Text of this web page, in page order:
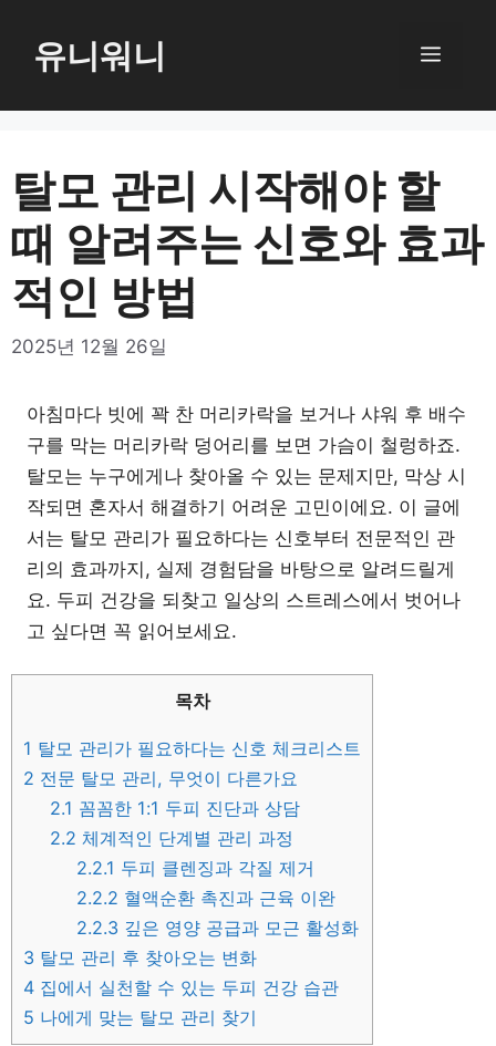
로
너
뛰
기
유니워니 메
탈모 관리 시작해야 할
때 알려주는 신호와 효과
적인 방법
2025년 12월 26일
아침마다 빗에 꽉 찬 머리카락을 보거나 샤워 후 배수
구를 막는 머리카락 덩어리를 보면 가슴이 철렁하죠.
탈모는 누구에게나 찾아올 수 있는 문제지만, 막상 시
작되면 혼자서 해결하기 어려운 고민이에요. 이 글에
서는 탈모 관리가 필요하다는 신호부터 전문적인 관
리의 효과까지, 실제 경험담을 바탕으로 알려드릴게
요. 두피 건강을 되찾고 일상의 스트레스에서 벗어나
고 싶다면 꼭 읽어보세요.
목차
1 탈모 관리가 필요하다는 신호 체크리스트
2 전문 탈모 관리, 무엇이 다른가요
2.1 꼼꼼한 1:1 두피 진단과 상담
2.2 체계적인 단계별 관리 과정
2.2.1 두피 클렌징과 각질 제거
2.2.2 혈액순환 촉진과 근육 이완
2.2.3 깊은 영양 공급과 모근 활성화
3 탈모 관리 후 찾아오는 변화
4 집에서 실천할 수 있는 두피 건강 습관
5 나에게 맞는 탈모 관리 찾기